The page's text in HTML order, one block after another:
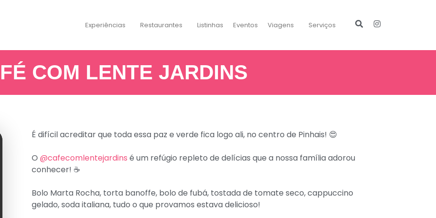
Experiências Restaurantes Listinhas Eventos Viagens Serviços
COM LENTE JARDINS
É difícil acreditar que toda essa paz e verde fica logo ali, no centro de Pinhais! 😍
O@cafecomlentejardins é um refúgio repleto de delícias que a nossa família adorou
conhecer! ☕️
Bolo Marta Rocha, torta banoffe, bolo de fubá, tostada de tomate seco, cappuccino
gelado, soda italiana, tudo o que provamos estava delicioso!